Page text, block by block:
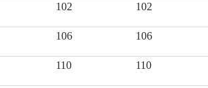
102 102
106 106
110 110